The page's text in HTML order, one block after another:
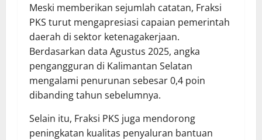
Meski memberikan sejumlah catatan, Fraksi
PKS turut mengapresiasi capaian pemerintah
daerah di sektor ketenagakerjaan.
Berdasarkan data Agustus 2025, angka
pengangguran di Kalimantan Selatan
mengalami penurunan sebesar 0,4 poin
dibanding tahun sebelumnya.
Selain itu, Fraksi PKS juga mendorong
peningkatan kualitas penyaluran bantuan